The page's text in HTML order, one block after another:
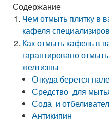
Содержание
Чем отмыть плитку в
кафеля
Как отмыть кафель в
гарантировано
желтизны
Откуда берется
Средство для
Сода и
Антикипин